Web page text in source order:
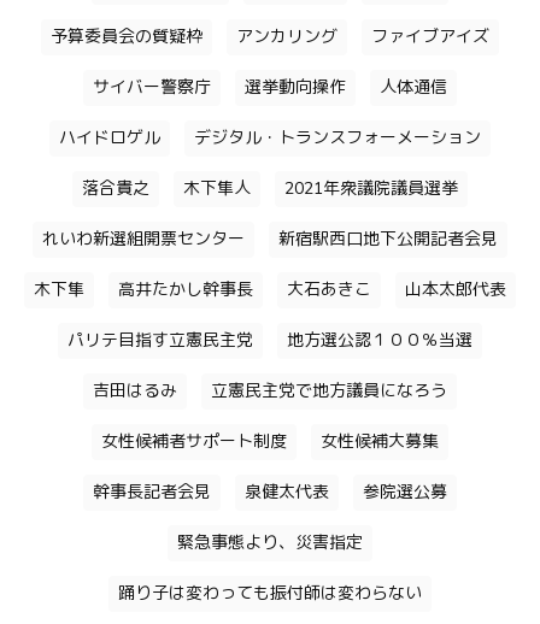
予算委員会の質疑枠 アンカリング ファイブアイズ
サイバー警察庁 選挙動向操作 人体通信
ハイドロゲル デジタル・トランスフォーメーション
落合貴之 木下隼人 2021年衆議院議員選挙
れいわ新選組開票センター 新宿駅西口地下公開記者会見
木下隼 高井たかし幹事長 大石あきこ 山本太郎代表
パリテ目指す立憲民主党 地方選公認１００％当選
吉田はるみ 立憲民主党で地方議員になろう
女性候補者サポート制度 女性候補大募集
幹事長記者会見 泉健太代表 参院選公募
緊急事態より、災害指定
踊り子は変わっても振付師は変わらない